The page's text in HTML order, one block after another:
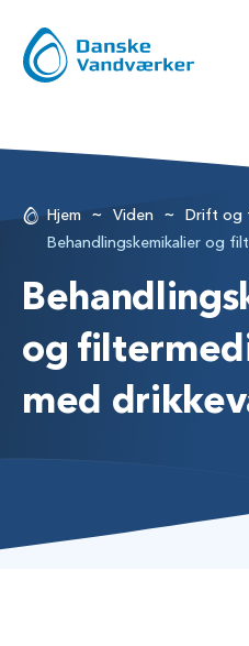
Hjem ~ Viden ~ Drift og
Behandlingskemikalier og
og
med